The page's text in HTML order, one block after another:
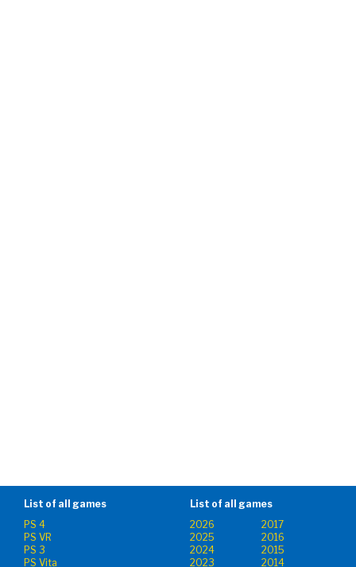
List of all games
PS 4
PS VR
PS 3
PS Vita
List of all games
2026
2017
2025
2016
2024
2015
2023
2014